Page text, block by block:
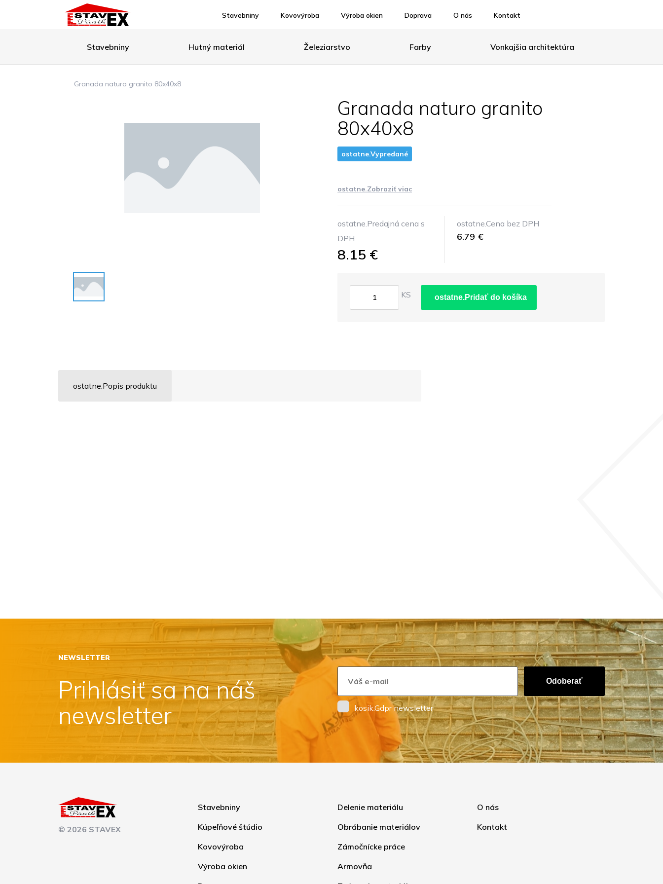
Stavebniny Kovovýroba Výroba okien Doprava O nás Kontakt
Stavebniny Hutný materiál Železiarstvo Farby Vonkajšia architektúra
Granada naturo granito 80x40x8
Granada naturo granito
80x40x8
ostatne.Vypredané
ostatne.Zobraziť viac
ostatne.Predajná cena s
DPH
8.15 €
ostatne.Cena bez DPH
6.79 €
KS ostatne.Pridať do košíka
ostatne.Popis produktu
NEWSLETTER
Prihlásiť sa na náš
newsletter
Odoberať
kosik.Gdpr newsletter
© 2026 STAVEX
Stavebniny
Kúpeľňové štúdio
Kovovýroba
Výroba okien
Delenie materiálu
Obrábanie materiálov
Zámočnícke práce
Armovňa
O nás
Kontakt